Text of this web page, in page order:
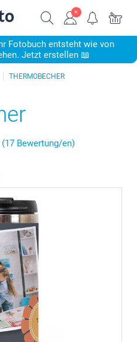
Fotobuch entsteht wie von
Jetzt erstellen 📖
THERMOBECHER
(17 Bewertung/en)